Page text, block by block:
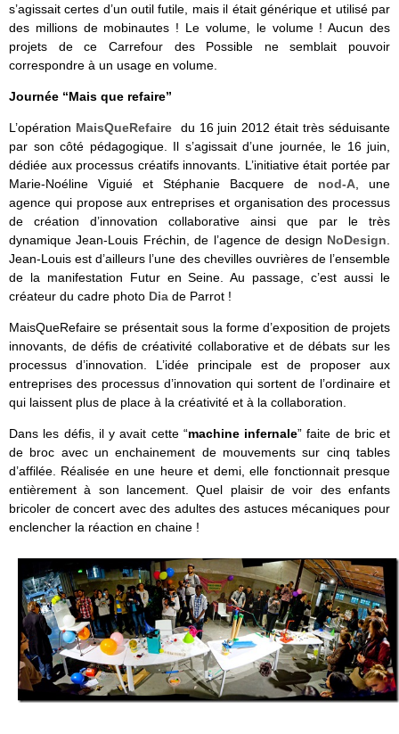
s’agissait certes d’un outil futile, mais il était générique et utilisé par
des millions de mobinautes ! Le volume, le volume ! Aucun des
projets de ce Carrefour des Possible ne semblait pouvoir
correspondre à un usage en volume.
Journée “Mais que refaire”
L’opération MaisQueRefaire
du 16 juin 2012 était très séduisante
par son côté pédagogique. Il s’agissait d’une journée, le 16 juin,
dédiée aux processus créatifs innovants. L’initiative était portée par
Marie-Noéline Viguié et Stéphanie Bacquere de nod-A , une
agence qui propose aux entreprises et organisation des processus
de création d’innovation collaborative ainsi que par le très
dynamiqueJean-Louis Fréchin, de l’agence de design NoDesign
Jean-Louis est d’ailleurs l’une des chevilles ouvrières de l’ensemble
de la manifestation Futur en Seine. Au passage, c’est aussi le
créateur du cadre photo Dia de Parrot !
MaisQueRefaire se présentait sous la forme d’exposition de projets
innovants, de défis de créativité collaborative et de débats sur les
processus d’innovation. L’idée principale est de proposer aux
entreprises des processus d’innovation qui sortent de l’ordinaire et
qui laissent plus de place à la créativité et à la collaboration.
Dans les défis, il y avait cette “machine infernale” faite de bric et
de broc avec un enchainement de mouvements sur cinq tables
d’affilée. Réalisée en une heure et demi, elle fonctionnait presque
entièrement à son lancement. Quel plaisir de voir des enfants
bricoler de concert avec des adultes des astuces mécaniques pour
enclencher la réaction en chaine !